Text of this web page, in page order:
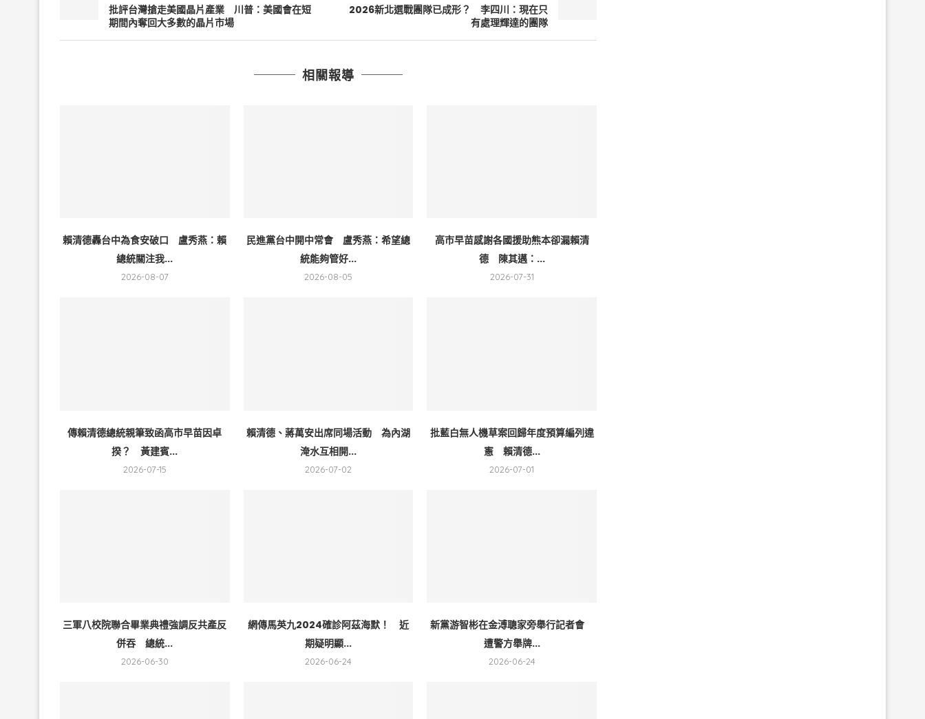
批評台灣搶走美國晶片產業 川普：美國會在短
期間內奪回大多數的晶片市場
2026新北選戰團隊已成形？ 李四川：現在只
有處理輝達的團隊
相關報導
賴清德轟台中為食安破口 盧秀燕：賴
總統關注我...
2026-08-07
民進黨台中開中常會 盧秀燕：希望總
統能夠管好...
2026-08-05
高市早苗感謝各國援助熊本卻漏賴清
德 陳其邁：...
2026-07-31
傳賴清德總統親筆致函高市早苗因卓
揆？ 黃建賓...
2026-07-15
賴清德、蔣萬安出席同場活動 為內湖
淹水互相開...
2026-07-02
批藍白無人機草案回歸年度預算編列違
憲 賴清德...
2026-07-01
三軍八校院聯合畢業典禮強調反共產反
併吞 總統...
2026-06-30
網傳馬英九2024確診阿茲海默！ 近
期疑明顯...
2026-06-24
新黨游智彬在金溥聰家旁舉行記者會
遭警方舉牌...
2026-06-24